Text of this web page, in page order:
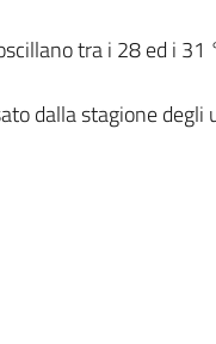
tra i 28 ed i 31
dalla stagione degli